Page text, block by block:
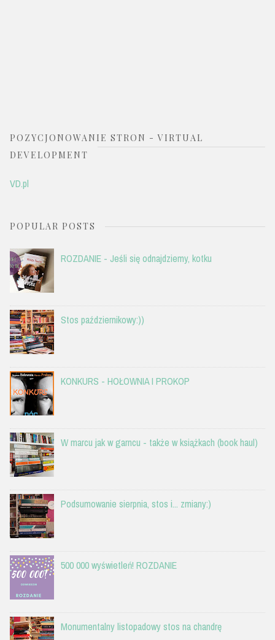
POZYCJONOWANIE STRON - VIRTUAL
DEVELOPMENT
VD.pl
POPULAR POSTS
ROZDANIE - Jeśli się odnajdziemy, kotku
Stos październikowy:))
KONKURS - HOŁOWNIA I PROKOP
W marcu jak w garncu - także w książkach (book haul)
Podsumowanie sierpnia, stos i... zmiany:)
500 000 wyświetleń! ROZDANIE
Monumentalny listopadowy stos na chandrę